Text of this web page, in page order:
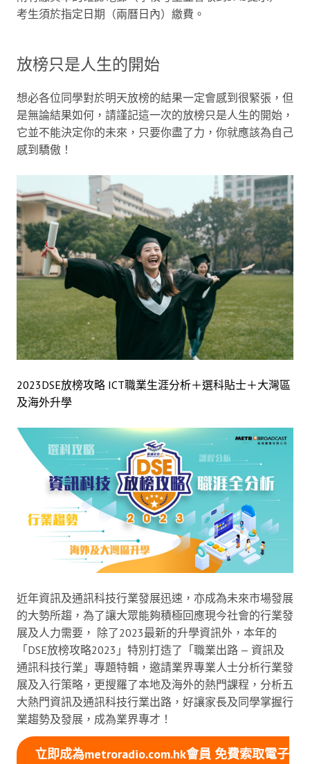
考生須於指定日期（兩曆日內）繳費。
放榜只是人生的開始
想必各位同學對於明天放榜的結果一定會感到很緊張，但
是無論結果如何，請謹記這一次的放榜只是人生的開始，
它並不能決定你的未來，只要你盡了力，你就應該為自己
感到驕傲！
2023DSE放榜攻略 ICT職業生涯分析＋選科貼士＋大灣區
及海外升學
近年資訊及通訊科技行業發展迅速，亦成為未來市場發展
的大勢所趨，為了讓大眾能夠積極回應現今社會的行業發
展及人力需要， 除了2023最新的升學資訊外，本年的
「DSE放榜攻略2023」特別打造了「職業出路 — 資訊及
通訊科技行業」專題特輯，邀請業界專業人士分析行業發
展及入行策略，更搜羅了本地及海外的熱門課程，分析五
大熱門資訊及通訊科技行業出路，好讓家長及同學掌握行
業趨勢及發展，成為業界專才！
立即成為metroradio.com.hk會員 免費索取電子